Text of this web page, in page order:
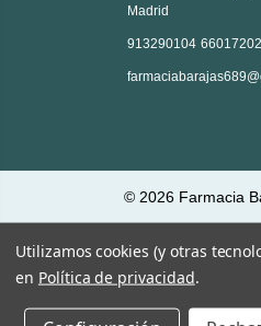
Madrid
913290104
© 2026 Farmacia
Utilizamos cookies (y otras
en Política de privacidad.